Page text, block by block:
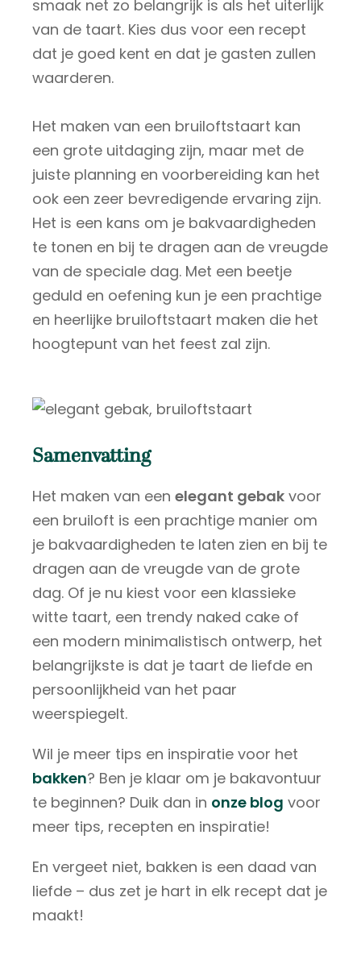
smaak net zo belangrijk is als het uiterlijk
van de taart. Kies dus voor een recept
dat je goed kent en dat je gasten zullen
waarderen.
Het maken van een bruiloftstaart kan
een grote uitdaging zijn, maar met de
juiste planning en voorbereiding kan het
ook een zeer bevredigende ervaring zijn.
Het is een kans om je bakvaardigheden
te tonen en bij te dragen aan de vreugde
van de speciale dag. Met een beetje
geduld en oefening kun je een prachtige
en heerlijke bruiloftstaart maken die het
hoogtepunt van het feest zal zijn.
Samenvatting
Het maken van een elegant gebak voor
een bruiloft is een prachtige manier om
je bakvaardigheden te laten zien en bij te
dragen aan de vreugde van de grote
dag. Of je nu kiest voor een klassieke
witte taart, een trendy naked cake of
een modern minimalistisch ontwerp, het
belangrijkste is dat je taart de liefde en
persoonlijkheid van het paar
weerspiegelt.
Wil je meer tips en inspiratie voor het
bakken? Ben je klaar om je bakavontuur
te beginnen? Duik dan in onze blog voor
meer tips, recepten en inspiratie!
En vergeet niet, bakken is een daad van
liefde – dus zet je hart in elk recept dat je
maakt!